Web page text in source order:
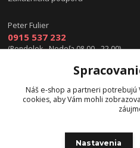
Peter Fulier
0915 537 232
(Pondelok - Nedeľa 08.00 - 22.00)
info@hokejexpert.sk
Náš e-shop a partneri potrebujú
cookies, aby Vám mohli
Nastavenia